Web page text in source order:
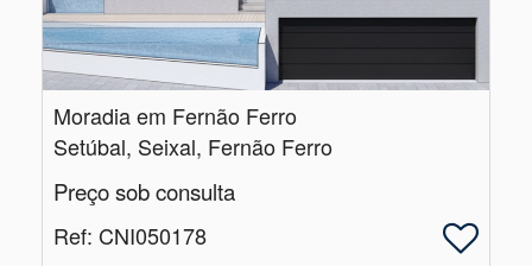
Moradia em Fernão Ferro
Setúbal, Seixal, Fernão Ferro
Preço sob consulta
Ref: CNI050178